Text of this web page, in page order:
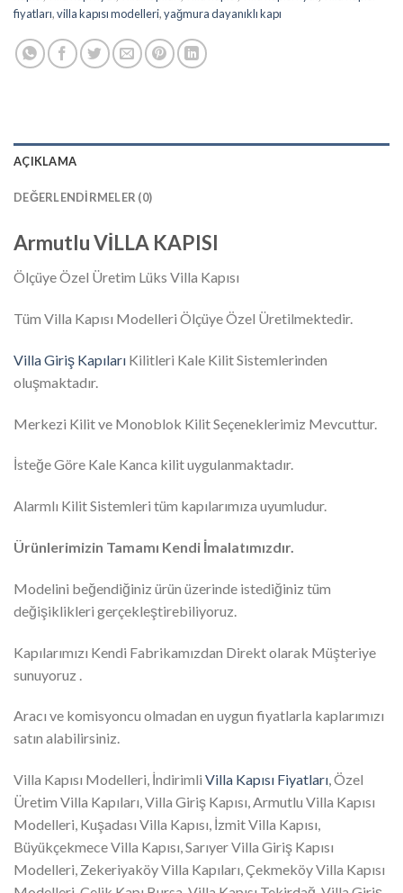
fiyatları,villa kapısı modelleri,yağmura dayanıklı kapı
AÇIKLAMA
DEĞERLENDIRMELER (0)
Armutlu VİLLA KAPISI
Ölçüye Özel Üretim Lüks Villa Kapısı
Tüm Villa Kapısı Modelleri Ölçüye Özel Üretilmektedir.
Villa Giriş Kapıları Kilitleri Kale Kilit Sistemlerinden
oluşmaktadır.
Merkezi Kilit ve Monoblok Kilit Seçeneklerimiz Mevcuttur.
İsteğe Göre Kale Kanca kilit uygulanmaktadır.
Alarmlı Kilit Sistemleri tüm kapılarımıza uyumludur.
Ürünlerimizin Tamamı Kendi İmalatımızdır.
Modelini beğendiğiniz ürün üzerinde istediğiniz tüm
değişiklikleri gerçekleştirebiliyoruz.
Kapılarımızı Kendi Fabrikamızdan Direkt olarak Müşteriye
sunuyoruz .
Aracı ve komisyoncu olmadan en uygun fiyatlarla kaplarımızı
satın alabilirsiniz.
Villa Kapısı Modelleri, İndirimli Villa Kapısı Fiyatları, Özel
Üretim Villa Kapıları, Villa Giriş Kapısı, Armutlu Villa Kapısı
Modelleri, Kuşadası Villa Kapısı, İzmit Villa Kapısı,
Büyükçekmece Villa Kapısı, Sarıyer Villa Giriş Kapısı
Modelleri, Zekeriyaköy Villa Kapıları, Çekmeköy Villa Kapısı